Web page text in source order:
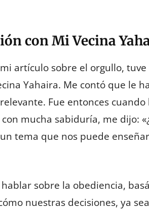
con Mi Vecina
artículo sobre el orgullo,
Yahaira. Me contó que le
Fue entonces
mucha sabiduría, me dijo:
tema que nos puede
sobre la obediencia,
nuestras decisiones, ya